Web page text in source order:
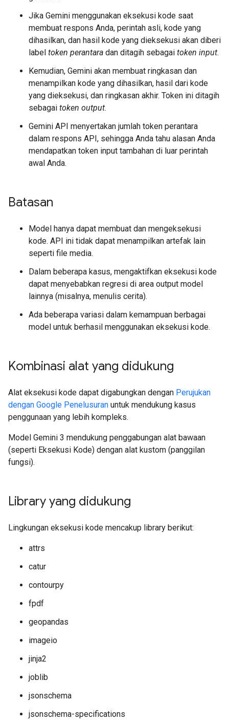
Jika Gemini menggunakan eksekusi kode saat
membuat respons Anda, perintah asli, kode yang
dihasilkan, dan hasil kode yang dieksekusi akan diberi
label token perantara dan ditagih sebagai token input.
Kemudian, Gemini akan membuat ringkasan dan
menampilkan kode yang dihasilkan, hasil dari kode
yang dieksekusi, dan ringkasan akhir. Token ini ditagih
sebagai token output.
Gemini API menyertakan jumlah token perantara
dalam respons API, sehingga Anda tahu alasan Anda
mendapatkan token input tambahan di luar perintah
awal Anda.
Batasan
Model hanya dapat membuat dan mengeksekusi
kode. API ini tidak dapat menampilkan artefak lain
seperti file media.
Dalam beberapa kasus, mengaktifkan eksekusi kode
dapat menyebabkan regresi di area output model
lainnya (misalnya, menulis cerita).
Ada beberapa variasi dalam kemampuan berbagai
model untuk berhasil menggunakan eksekusi kode.
Kombinasi alat yang didukung
Alat eksekusi kode dapat digabungkan dengan Perujukan
dengan Google Penelusuran untuk mendukung kasus
penggunaan yang lebih kompleks.
Model Gemini 3 mendukung penggabungan alat bawaan
(seperti Eksekusi Kode) dengan alat kustom (panggilan
fungsi).
Library yang didukung
Lingkungan eksekusi kode mencakup library berikut:
attrs
catur
contourpy
fpdf
geopandas
imageio
jinja2
joblib
jsonschema
jsonschema-specifications